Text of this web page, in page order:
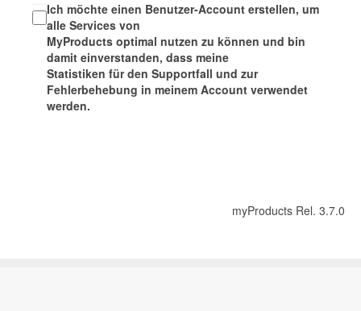
Ich möchte einen Benutzer-Account erstellen, um
alle Services von
MyProducts optimal nutzen zu können und bin
damit einverstanden, dass meine
Statistiken für den Supportfall und zur
Fehlerbehebung in meinem Account verwendet
werden.
myProducts Rel. 3.7.0